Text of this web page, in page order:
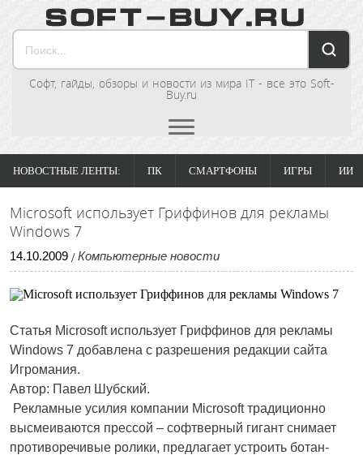
Софт, гайды, обзоры и новости из мира IT - все это Soft-
Buy.ru
НОВОСТНЫЕ ЛЕНТЫ: ПК СМАРТФОНЫ ИГРЫ ИИ
Microsoft использует Гриффинов для рекламы
Windows 7
14.10.2009 / Компьютерные новости
Статья Microsoft использует Гриффинов для рекламы
Windows 7 добавлена с разрешения редакции сайта
Игромания.
Автор: Павел Шубский.
Рекламные усилия компании Microsoft традиционно
высмеиваются прессой – софтверный гигант снимает
противоречивые ролики, предлагает устроить ботан-